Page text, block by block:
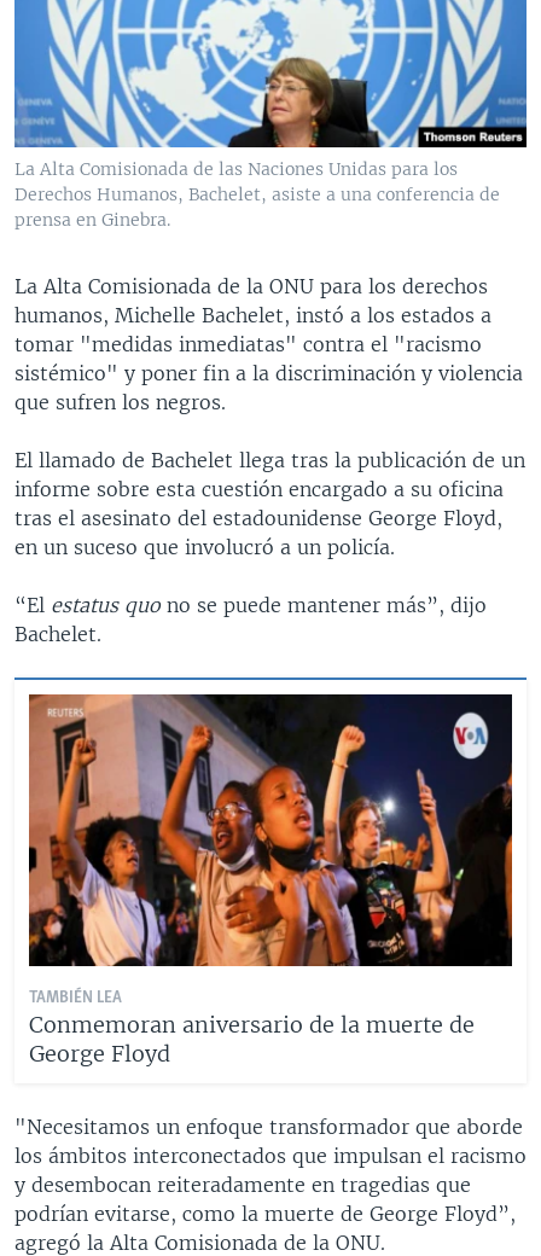
VENEZUELA
BRASIL
NICARAGUA
ECONOMÍA
ENTRETENIMIENTO Y CULTURA
TECNOLOGÍA
DEPORTES
CIENCIA Y SALUD
MULTIMEDIA
VIDEOS
FOTOGRAFÍA
AUDIOS
PROGRAMAS TV
EL MUNDO AL DÍA
FORO INTERAMERICANO
VISIÓN 360
PANORAMA
RADIO
AVANCE INFORMATIVO
AUDIONOTICIAS
ESTADOS UNIDOS AL DÍA
EL MUNDO AL DÍA [RADIO]
FORO [RADIO]
DEPORTIVO INTERNACIONAL
NOTA ECONÓMICA
ENTRETENIMIENTO
DIRECT
DOCUMENTALES DE LA VOA
SÍGANOS
La Alta Comisionada de las Naciones Unidas para los
Derechos Humanos, Bachelet, asiste a una conferencia de
prensa en Ginebra.
La Alta Comisionada de la ONU para los derechos
humanos, Michelle Bachelet, instó a los estados a
tomar "medidas inmediatas" contra el "racismo
sistémico" y poner fin a la discriminación y violencia
que sufren los negros.
El llamado de Bachelet llega tras la publicación de un
informe sobre esta cuestión encargado a su oficina
tras el asesinato del estadounidense George Floyd,
en un suceso que involucró a un policía.
“El estatus quo no se puede mantener más”, dijo
Bachelet.
TAMBIÉN LEA
Conmemoran aniversario de la muerte de
George Floyd
"Necesitamos un enfoque transformador que aborde
los ámbitos interconectados que impulsan el racismo
y desembocan reiteradamente en tragedias que
podrían evitarse, como la muerte de George Floyd”,
agregó la Alta Comisionada de la ONU.